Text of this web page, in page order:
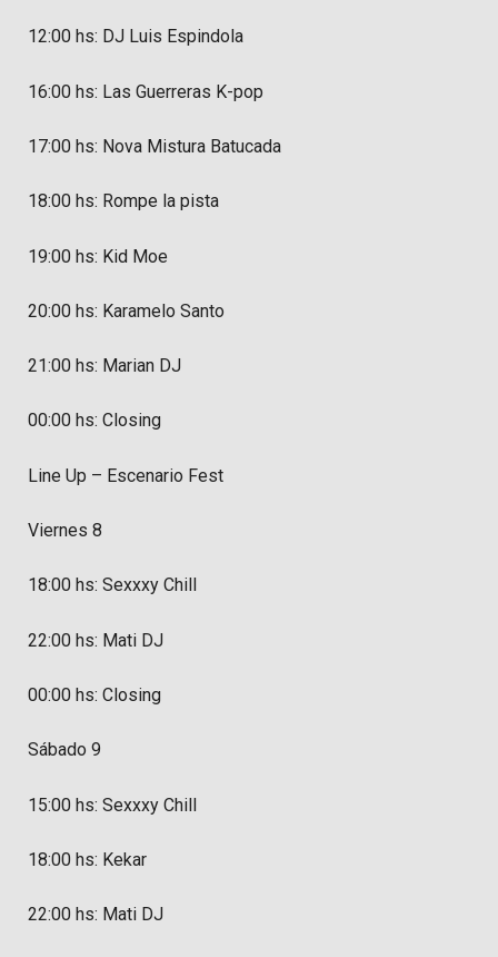
12:00 hs: DJ Luis Espindola
16:00 hs: Las Guerreras K-pop
17:00 hs: Nova Mistura Batucada
18:00 hs: Rompe la pista
19:00 hs: Kid Moe
20:00 hs: Karamelo Santo
21:00 hs: Marian DJ
00:00 hs: Closing
Line Up – Escenario Fest
Viernes 8
18:00 hs: Sexxxy Chill
22:00 hs: Mati DJ
00:00 hs: Closing
Sábado 9
15:00 hs: Sexxxy Chill
18:00 hs: Kekar
22:00 hs: Mati DJ